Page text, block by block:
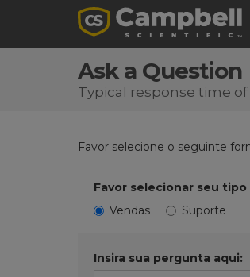
Ask a Question
Typical response time
Favor selecione o seguinte
Favor selecionar seu
Vendas
Suporte
Insira sua pergunta aqui: